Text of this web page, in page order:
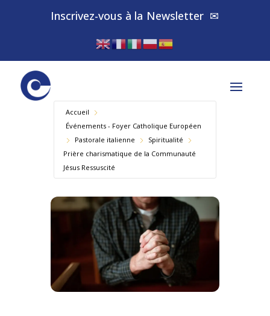
Inscrivez-vous à la Newsletter ✉
Accueil
Événements - Foyer Catholique Européen
Pastorale italienne
Spiritualité
Prière charismatique de la Communauté
Jésus Ressuscité